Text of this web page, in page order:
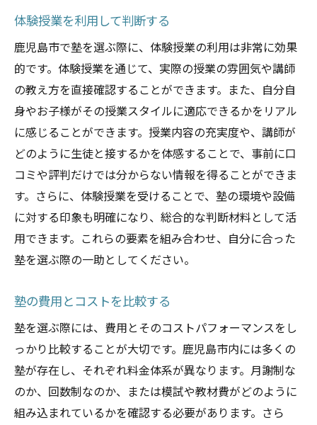
各塾の見学予約をする
入塾後のフォローアップの考え方
体験授業を利用して判断する
鹿児島市で塾を選ぶ際に、体験授業の利用は非常に効果
的です。体験授業を通じて、実際の授業の雰囲気や講師
の教え方を直接確認することができます。また、自分自
身やお子様がその授業スタイルに適応できるかをリアル
に感じることができます。授業内容の充実度や、講師が
どのように生徒と接するかを体感することで、事前に口
コミや評判だけでは分からない情報を得ることができま
す。さらに、体験授業を受けることで、塾の環境や設備
に対する印象も明確になり、総合的な判断材料として活
用できます。これらの要素を組み合わせ、自分に合った
塾を選ぶ際の一助としてください。
塾の費用とコストを比較する
塾を選ぶ際には、費用とそのコストパフォーマンスをし
っかり比較することが大切です。鹿児島市内には多くの
塾が存在し、それぞれ料金体系が異なります。月謝制な
のか、回数制なのか、または模試や教材費がどのように
組み込まれているかを確認する必要があります。さら